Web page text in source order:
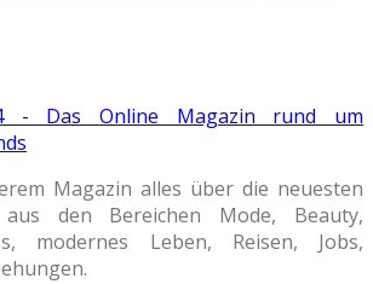
- Das Online Magazin rund um
Magazin alles über die neuesten
aus den Bereichen Mode, Beauty,
modernes Leben, Reisen, Jobs,